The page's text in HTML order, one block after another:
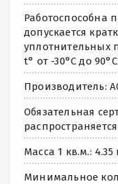
Работоспособна
допускается
уплотнительных
t° от -30°С до 90°С.
Производитель:
Обязательная
Масса 1 кв.м.: 4.35
Минимальное